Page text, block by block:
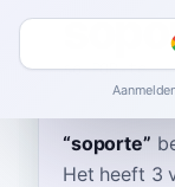
so-POR-te
“soporte”
Het heeft 3